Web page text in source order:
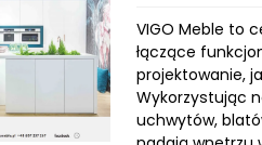
VIGO Meble to
łączące
projektowanie,
Wykorzystując
uchwytów,